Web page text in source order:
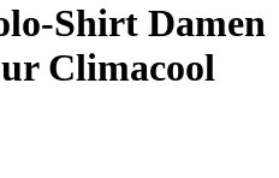
Shirt Damen
Climacool